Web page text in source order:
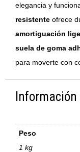
elegancia y
resistente ofrece
amortiguación
suela de goma
para moverte con
Peso
1 kg